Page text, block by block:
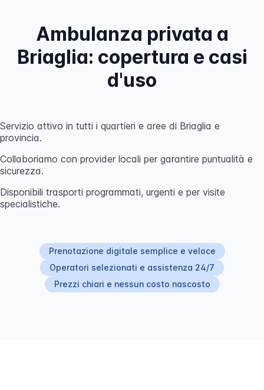
Ambulanza privata a
Briaglia: copertura e casi
d'uso
Servizio attivo in tutti i quartieri e aree di Briaglia e
provincia.
Collaboriamo con provider locali per garantire puntualità e
sicurezza.
Disponibili trasporti programmati, urgenti e per visite
specialistiche.
Prenotazione digitale semplice e veloce
Operatori selezionati e assistenza 24/7
Prezzi chiari e nessun costo nascosto